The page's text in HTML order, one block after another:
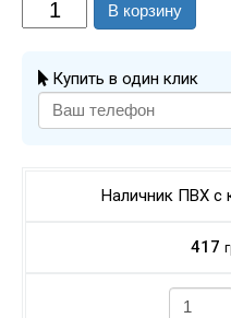
В корзину
Купить в один клик
Наличник ПВХ c
417